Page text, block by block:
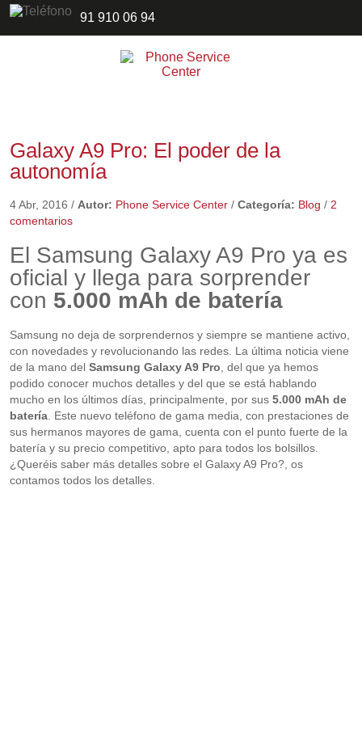
91 910 06 94
Galaxy A9 Pro: El poder de la
autonomía
4 Abr, 2016 / Autor: Phone Service Center/ Categoría: Blog / 2
comentarios
El Samsung Galaxy A9 Pro ya es
oficial y llega para sorprender
con 5.000 mAh de batería
Samsung no deja de sorprendernos y siempre se mantiene activo,
con novedades y revolucionando las redes. La última noticia viene
de la mano del Samsung Galaxy A9 Pro, del que ya hemos
podido conocer muchos detalles y del que se está hablando
mucho en los últimos días, principalmente, por sus 5.000 mAh de
batería. Este nuevo teléfono de gama media, con prestaciones de
sus hermanos mayores de gama, cuenta con el punto fuerte de la
batería y su precio competitivo, apto para todos los bolsillos.
¿Queréis saber más detalles sobre el Galaxy A9 Pro?, os
contamos todos los detalles.